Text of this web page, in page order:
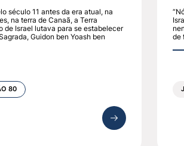
século 11 antes da era atual, na
na terra de Canaã, a Terra
de Israel lutava para se estabelecer
Guidon ben Yoash ben
80
de